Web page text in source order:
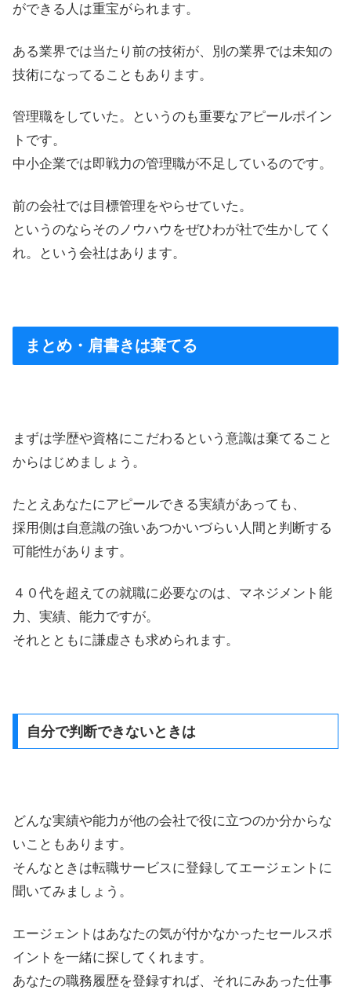
ができる人は重宝がられます。
ある業界では当たり前の技術が、別の業界では未知の
技術になってることもあります。
管理職をしていた。というのも重要なアピールポイン
トです。
中小企業では即戦力の管理職が不足しているのです。
前の会社では目標管理をやらせていた。
というのならそのノウハウをぜひわが社で生かしてく
れ。という会社はあります。
まとめ・肩書きは棄てる
まずは学歴や資格にこだわるという意識は棄てること
からはじめましょう。
たとえあなたにアピールできる実績があっても、
採用側は自意識の強いあつかいづらい人間と判断する
可能性があります。
４０代を超えての就職に必要なのは、マネジメント能
力、実績、能力ですが。
それとともに謙虚さも求められます。
自分で判断できないときは
どんな実績や能力が他の会社で役に立つのか分からな
いこともあります。
そんなときは転職サービスに登録してエージェントに
聞いてみましょう。
エージェントはあなたの気が付かなかったセールスポ
イントを一緒に探してくれます。
あなたの職務履歴を登録すれば、それにみあった仕事